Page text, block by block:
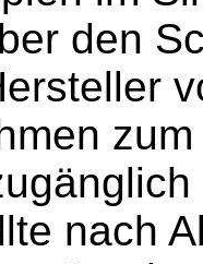
den
nach